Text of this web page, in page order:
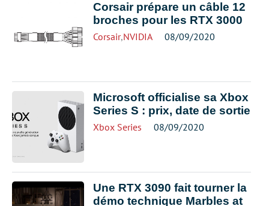
Corsair prépare un câble 12
broches pour les RTX 3000
Corsair,NVIDIA 08/09/2020
Microsoft officialise sa Xbox
Series S : prix, date de sortie
Xbox Series 08/09/2020
Une RTX 3090 fait tourner la
démo technique Marbles at